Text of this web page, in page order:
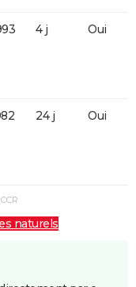
4 j Oui
24 j Oui
naturels